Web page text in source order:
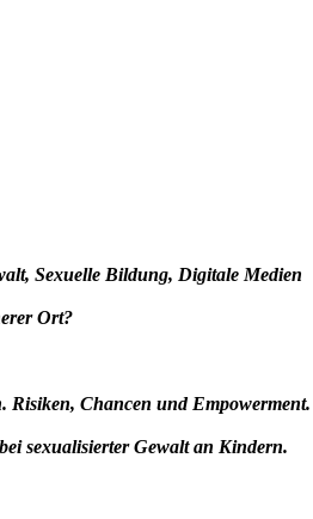
Sexuelle Bildung, Digitale Medien
Ort?
Risiken, Chancen und Empowerment.
sexualisierter Gewalt an Kindern.